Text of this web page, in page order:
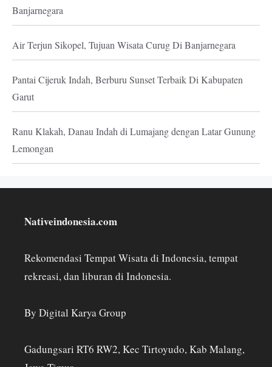
Banjarnegara
Air Terjun Sikopel, Tujuan Wisata Curug Di Banjarnegara
Pantai Cijeruk Indah, Berburu Sunset Terbaik Di Kabupaten
Garut
Ranu Klakah, Danau Indah di Lumajang dengan Latar Gunung
Lemongan
Nativeindonesia.com
Rekomendasi Tempat Wisata di Indonesia, tempat
rekreasi, dan liburan di Indonesia.
By Digital Karya Group
Gadungsari RT6 RW2, Kec Tirtoyudo, Kab Malang,